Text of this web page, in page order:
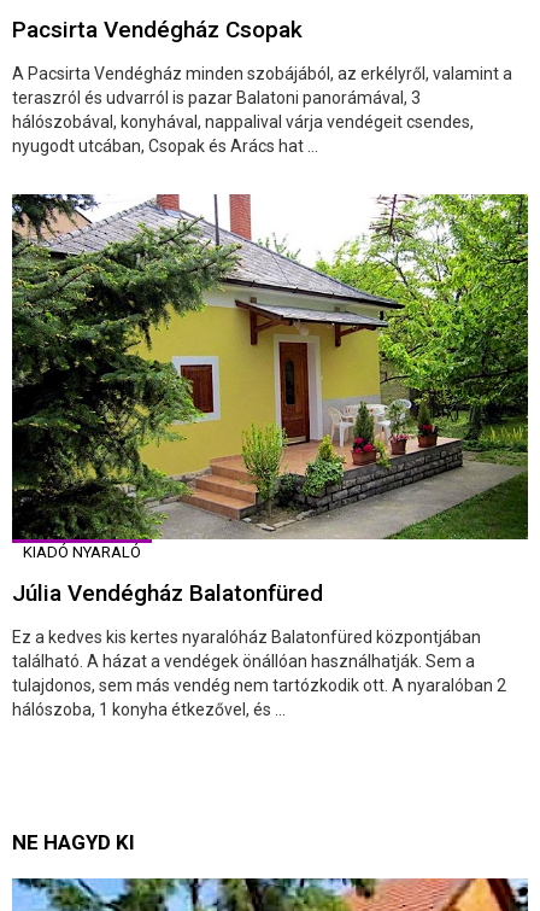
Pacsirta Vendégház Csopak
A Pacsirta Vendégház minden szobájából, az erkélyről, valamint a
teraszról és udvarról is pazar Balatoni panorámával, 3
hálószobával, konyhával, nappalival várja vendégeit csendes,
nyugodt utcában, Csopak és Arács hat ...
KIADÓ NYARALÓ
Júlia Vendégház Balatonfüred
Ez a kedves kis kertes nyaralóház Balatonfüred központjában
található. A házat a vendégek önállóan használhatják. Sem a
tulajdonos, sem más vendég nem tartózkodik ott. A nyaralóban 2
hálószoba, 1 konyha étkezővel, és ...
NE HAGYD KI